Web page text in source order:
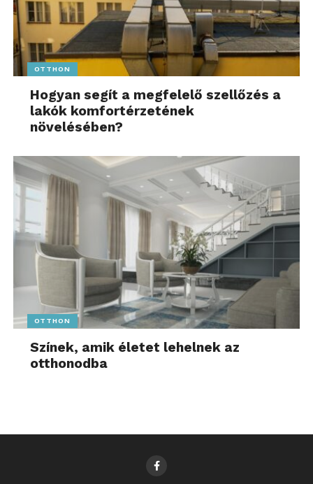
OTTHON
Hogyan segít a megfelelő szellőzés a
lakók komfortérzetének
növelésében?
OTTHON
Színek, amik életet lehelnek az
otthonodba